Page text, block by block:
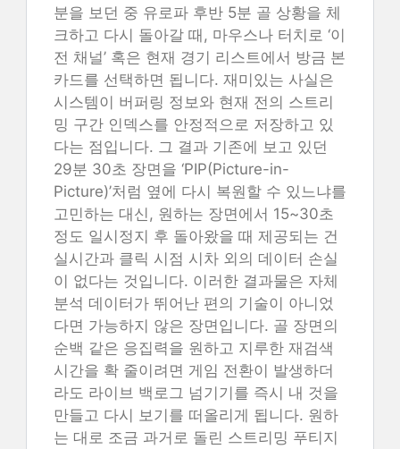
분을 보던 중 유로파 후반 5분 골 상황을 체
크하고 다시 돌아갈 때, 마우스나 터치로 ‘이
전 채널’ 혹은 현재 경기 리스트에서 방금 본
카드를 선택하면 됩니다. 재미있는 사실은
시스템이 버퍼링 정보와 현재 전의 스트리
밍 구간 인덱스를 안정적으로 저장하고 있
다는 점입니다. 그 결과 기존에 보고 있던
29분 30초 장면을 ‘PIP(Picture-in-
Picture)’처럼 옆에 다시 복원할 수 있느냐를
고민하는 대신, 원하는 장면에서 15~30초
정도 일시정지 후 돌아왔을 때 제공되는 건
실시간과 클릭 시점 시차 외의 데이터 손실
이 없다는 것입니다. 이러한 결과물은 자체
분석 데이터가 뛰어난 편의 기술이 아니었
다면 가능하지 않은 장면입니다. 골 장면의
순백 같은 응집력을 원하고 지루한 재검색
시간을 확 줄이려면 게임 전환이 발생하더
라도 라이브 백로그 넘기기를 즉시 내 것을
만들고 다시 보기를 떠올리게 됩니다. 원하
는 대로 조금 과거로 돌린 스트리밍 푸티지